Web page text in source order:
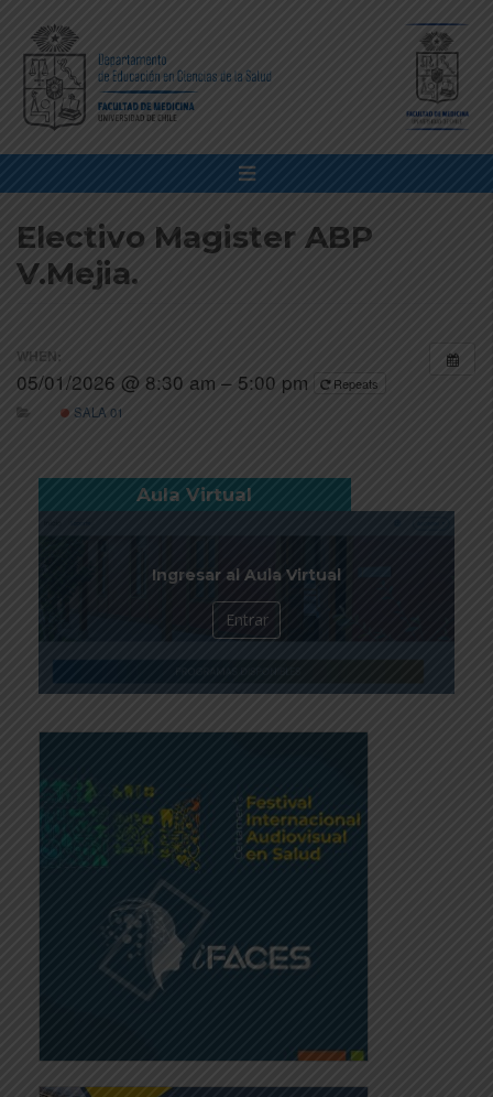
Electivo Magister ABP
V.Mejia.
WHEN:
05/01/2026 @ 8:30 am – 5:00 pm
Repeats
SALA 01
Aula Virtual
Ingresar al Aula Virtual
Entrar